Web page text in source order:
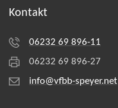
Kontakt
06232 69 896-11
06232 69 896-27
info@vfbb-speyer.net